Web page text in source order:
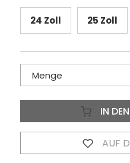
24 Zoll 25 Zoll
Menge
IN
AUF